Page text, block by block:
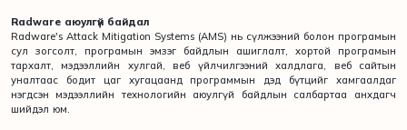
Radware аюулгүй байдал
Radware's Attack Mitigation Systems (AMS) нь сүлжээний болон програмын
сул зогсолт, програмын эмзэг байдлын ашиглалт, хортой програмын
тархалт, мэдээллийн хулгай, веб үйлчилгээний халдлага, веб сайтын
уналтаас бодит цаг хугацаанд программын дэд бүтцийг хамгаалдаг
нэгдсэн мэдээллийн технологийн аюулгүй байдлын салбартаа анхдагч
шийдэл юм.